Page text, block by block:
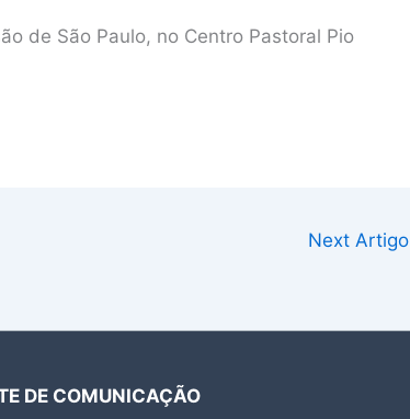
de São Paulo, no Centro Pastoral Pio
Next Artigo
DE COMUNICAÇÃO